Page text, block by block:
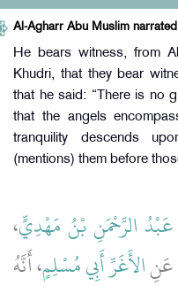
Al-Agharr Abu Muslim
He bears witness, from
Khudri, that they bear
that he said: “There is no
that the angels
tranquility descends
(mentions) them before
عَبْدُ الرَّحْمَنِ بْنُ مَهْدِيٍّ،
عَنِالأَغَرِّ أَبِي مُسْلِمٍ، أَنَّهُ